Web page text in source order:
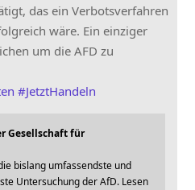
das ein Verbotsverfahren
wäre. Ein einziger
um die AFD zu
#JetztHandeln
Gesellschaft für
bislang umfassendste und
Untersuchung der AfD. Lesen